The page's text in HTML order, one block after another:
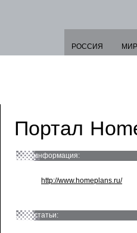
РОССИЯ МИР
Портал
информация:
http://www.homeplans.ru/
статьи: